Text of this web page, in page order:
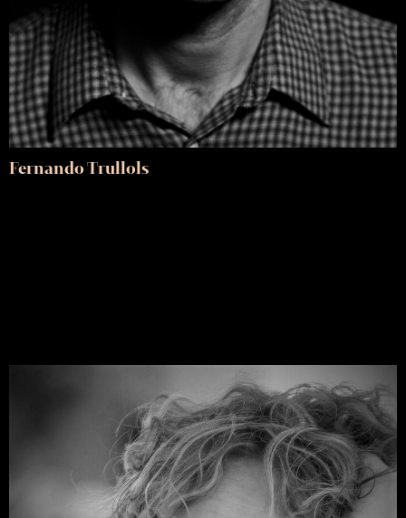
Fernando Trullols